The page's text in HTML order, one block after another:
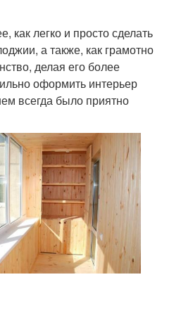
как легко и просто сделать
а также, как грамотно
делая его более
оформить интерьер
всегда было приятно